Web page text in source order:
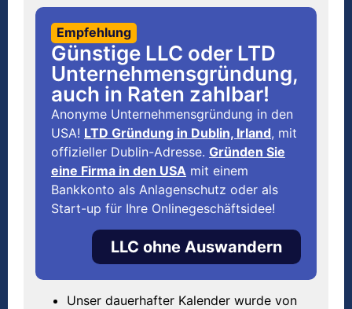
Empfehlung
Günstige LLC oder LTD
Unternehmensgründung,
auch in Raten zahlbar!
Anonyme Unternehmensgründung in den
USA! LTD Gründung in Dublin, Irland, mit
offizieller Dublin-Adresse. Gründen Sie
eine Firma in den USA mit einem
Bankkonto als Anlagenschutz oder als
Start-up für Ihre Onlinegeschäftsidee!
LLC ohne Auswandern
Unser dauerhafter Kalender wurde von